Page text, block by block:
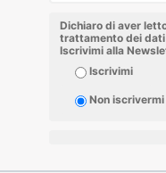
Dichiaro di aver
trattamento dei
Iscrivimi alla
Iscrivimi
Non iscrivermi